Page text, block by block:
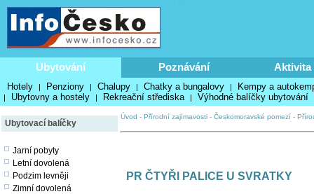
Ubytování Poznávání Aktivita
Hotely | Penziony | Chalupy | Chatky a bungalovy | Kempy a
| Ubytovny a hostely | Rekreační střediska | Výhodné balíčky ubytování
Ubytovací balíčky
Jarní pobyty
Letní dovolená
Podzim levněji
Zimní dovolená
Úvod - Přírodní zajímavosti - Českomoravské pomezí -
PR ČTYŘI PALICE U SVRATKY